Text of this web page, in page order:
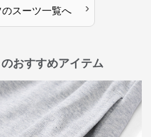
のスーツ一覧へ ›
おすすめアイテム